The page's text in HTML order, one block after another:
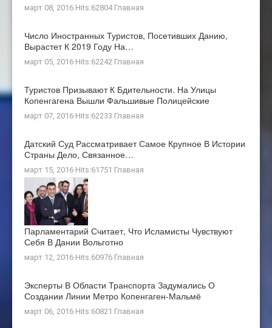
март 08, 2016 Hits:62804 Главная
Число Иностранных Туристов, Посетивших Данию,
Вырастет К 2019 Году На…
март 05, 2016 Hits:62242 Главная
Туристов Призывают К Бдительности. На Улицы
Копенгагена Вышли Фальшивые Полицейские
март 07, 2016 Hits:62233 Главная
Датский Суд Рассматривает Самое Крупное В Истории
Страны Дело, Связанное…
март 15, 2016 Hits:61751 Главная
Парламентарий Считает, Что Исламисты Чувствуют
Себя В Дании Вольготно
март 12, 2016 Hits:60976 Главная
Эксперты В Области Транспорта Задумались О
Создании Линии Метро Копенгаген-Мальмё
март 06, 2016 Hits:60821 Главная